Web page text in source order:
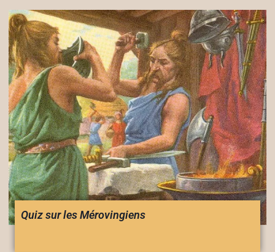
Quiz sur les Mérovingiens